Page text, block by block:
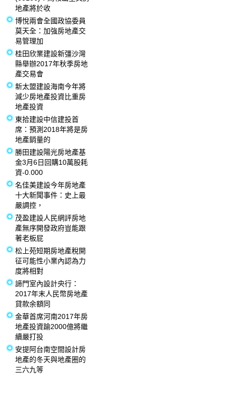
地產將於收
博悅兩會全國政協委員
莫天全：加強房地產交
易管理加
桂田欣業建設新彊沙灣
縣舉辦2017年秋季房地
產交易會
新太盟建設海南今年將
減少房地產投資比重房
地產投資
東拾建設中信建投首
席：預測2018年將是房
地產銷量的
勝田建設陽光房地產基
金3月6日回購10萬股耗
資-0.000
名佳美建設今年房地產
十大新聞事件：史上最
嚴調控，
茂盈建設人民網評房地
產無序開發政府豈能跟
著老板屁
松上苑短期房地產稅開
征可能性小業內認為力
度將相對
諦門室內設計央行：
2017年末人民幣房地產
貸款余額同
金華首席河南2017年房
地產投資踰2000億將繼
續嚴打投
安提阿台南空間設計房
地產的冬天與地產圈的
三六九等